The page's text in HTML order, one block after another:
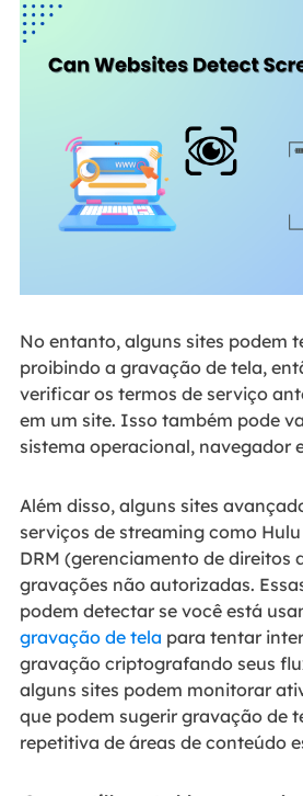
No entanto, alguns sites podem
proibindo a gravação de tela,
verificar os termos de serviço
em um site. Isso também pode
sistema operacional, navegador
Além disso, alguns sites
serviços de streaming como
DRM (gerenciamento de direitos
gravações não autorizadas.
podem detectar se você está
gravação de tela para tentar
gravação criptografando seus
alguns sites podem monitorar
que podem sugerir gravação de
repetitiva de áreas de conteúdo